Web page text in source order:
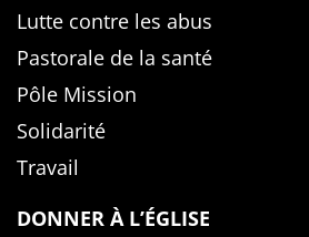
Lutte contre les abus
Pastorale de la santé
Pôle Mission
Solidarité
Travail
DONNER À L’ÉGLISE